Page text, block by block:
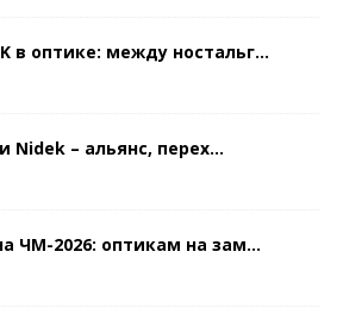
в оптике: между ностальг...
Nidek – альянс, перех...
ЧМ-2026: оптикам на зам...